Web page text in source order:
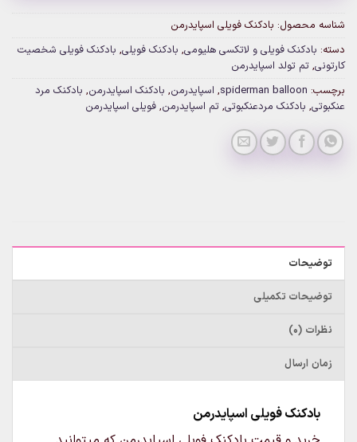
شناسه محصول: بادکنک فویلی اسپایدرمن
دسته: بادکنک فویلی و لاتکسی هلیومی, بادکنک فویلی, بادکنک فویلی شخصیت
کارتونی, تم تولد اسپایدرمن
برچسب: spiderman balloon
, اسپایدرمن, بادکنک اسپایدرمن, بادکنک مرد
عنکبوتی, بادکنک مردعنکبوتی, تم اسپایدرمن, فویلی اسپایدرمن
توضیحات
توضیحات تکمیلی
نظرات (0)
زمان ارسال
بادکنک فویلی اسپایدرمن